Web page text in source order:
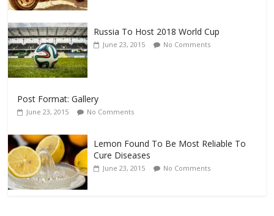
Russia To Host 2018 World Cup
June 23, 2015 No Comments
Post Format: Gallery
June 23, 2015 No Comments
Lemon Found To Be Most Reliable To
Cure Diseases
June 23, 2015 No Comments